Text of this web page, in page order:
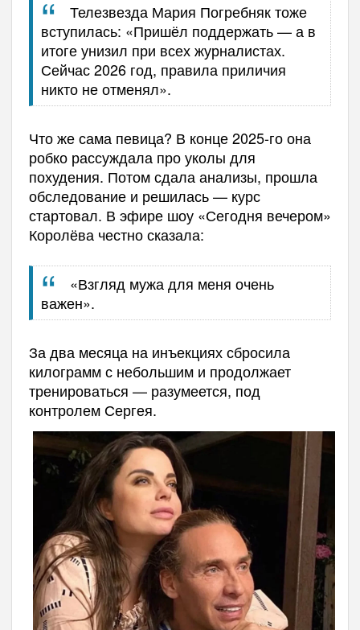
Телезвезда Мария Погребняк тоже
вступилась: «Пришёл поддержать — а в
итоге унизил при всех журналистах.
Сейчас 2026 год, правила приличия
никто не отменял».
Что же сама певица? В конце 2025-го она
робко рассуждала про уколы для
похудения. Потом сдала анализы, прошла
обследование и решилась — курс
стартовал. В эфире шоу «Сегодня вечером»
Королёва честно сказала:
«Взгляд мужа для меня очень
важен».
За два месяца на инъекциях сбросила
килограмм с небольшим и продолжает
тренироваться — разумеется, под
контролем Сергея.